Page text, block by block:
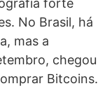
forte
No Brasil, há
mas a
chegou
Bitcoins.